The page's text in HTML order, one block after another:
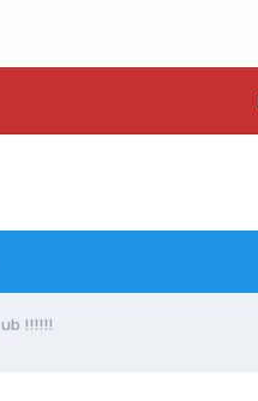
ub !!!!!!